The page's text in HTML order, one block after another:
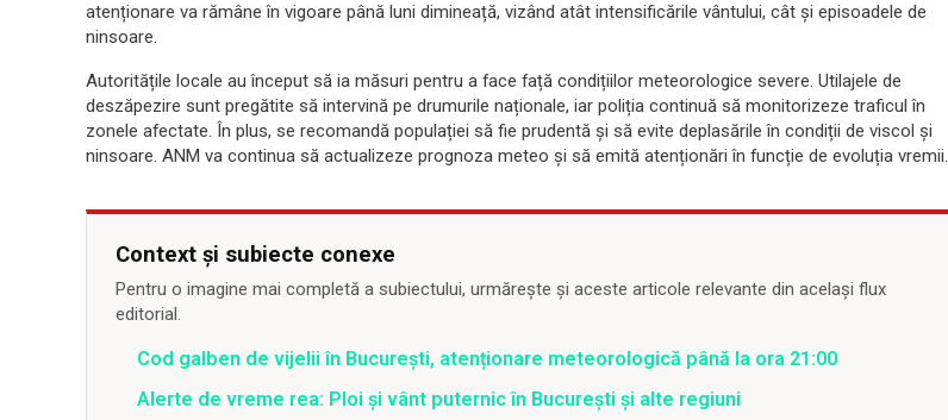
atenționare va rămâne în vigoare până luni dimineață, vizând atât intensificările vântului, cât și episoadele de
ninsoare.
Autoritățile locale au început să ia măsuri pentru a face față condițiilor meteorologice severe. Utilajele de
deszăpezire sunt pregătite să intervină pe drumurile naționale, iar poliția continuă să monitorizeze traficul în
zonele afectate. În plus, se recomandă populației să fie prudentă și să evite deplasările în condiții de viscol și
ninsoare. ANM va continua să actualizeze prognoza meteo și să emită atenționări în funcție de evoluția vremii.
Context și subiecte conexe
Pentru o imagine mai completă a subiectului, urmărește și aceste articole relevante din același flux
editorial.
Cod galben de vijelii în București, atenționare meteorologică până la ora 21:00
Alerte de vreme rea: Ploi și vânt puternic în București și alte regiuni